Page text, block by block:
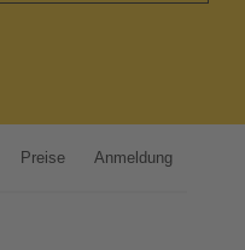
Preise Anmeldung